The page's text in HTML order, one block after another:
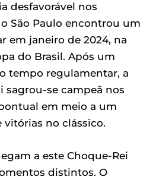
desfavorável nos
São Paulo encontrou um
em janeiro de 2024, na
do Brasil. Após um
tempo regulamentar, a
se campeã nos
em meio a um
no clássico.
a este Choque-Rei
distintos. O